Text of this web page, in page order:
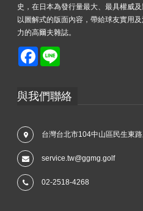
史，在日本為發行量最大、最具權威
以圖解式的版面內容，帶給球友實用
力的高爾夫雜誌。
Facebook
與我們聯絡
台灣台北市104中山區民生東
service.tw@ggmg.golf
02-2518-4268